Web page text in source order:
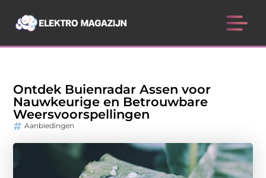
Ontdek Buienradar Assen voor
Nauwkeurige en Betrouwbare
Weersvoorspellingen
Aanbiedingen